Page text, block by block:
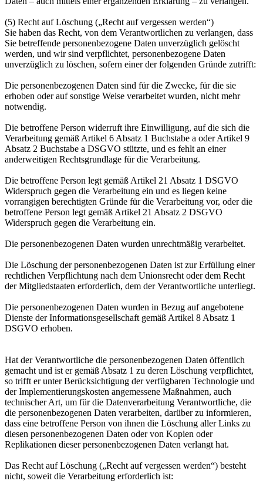
(5) Recht auf Löschung („Recht auf vergessen werden“)
Sie haben das Recht, von dem Verantwortlichen zu verlangen, dass
Sie betreffende personenbezogene Daten unverzüglich gelöscht
werden, und wir sind verpflichtet, personenbezogene Daten
unverzüglich zu löschen, sofern einer der folgenden Gründe zutrifft:
Die personenbezogenen Daten sind für die Zwecke, für die sie
erhoben oder auf sonstige Weise verarbeitet wurden, nicht mehr
notwendig.
Die betroffene Person widerruft ihre Einwilligung, auf die sich die
Verarbeitung gemäß Artikel 6 Absatz 1 Buchstabe a oder Artikel 9
Absatz 2 Buchstabe a DSGVO stützte, und es fehlt an einer
anderweitigen Rechtsgrundlage für die Verarbeitung.
Die betroffene Person legt gemäß Artikel 21 Absatz 1 DSGVO
Widerspruch gegen die Verarbeitung ein und es liegen keine
vorrangigen berechtigten Gründe für die Verarbeitung vor, oder die
betroffene Person legt gemäß Artikel 21 Absatz 2 DSGVO
Widerspruch gegen die Verarbeitung ein.
Die personenbezogenen Daten wurden unrechtmäßig verarbeitet.
Die Löschung der personenbezogenen Daten ist zur Erfüllung einer
rechtlichen Verpflichtung nach dem Unionsrecht oder dem Recht
der Mitgliedstaaten erforderlich, dem der Verantwortliche unterliegt.
Die personenbezogenen Daten wurden in Bezug auf angebotene
Dienste der Informationsgesellschaft gemäß Artikel 8 Absatz 1
DSGVO erhoben.
Hat der Verantwortliche die personenbezogenen Daten öffentlich
gemacht und ist er gemäß Absatz 1 zu deren Löschung verpflichtet,
so trifft er unter Berücksichtigung der verfügbaren Technologie und
der Implementierungskosten angemessene Maßnahmen, auch
technischer Art, um für die Datenverarbeitung Verantwortliche, die
die personenbezogenen Daten verarbeiten, darüber zu informieren,
dass eine betroffene Person von ihnen die Löschung aller Links zu
diesen personenbezogenen Daten oder von Kopien oder
Replikationen dieser personenbezogenen Daten verlangt hat.
Das Recht auf Löschung („Recht auf vergessen werden“) besteht
nicht, soweit die Verarbeitung erforderlich ist: